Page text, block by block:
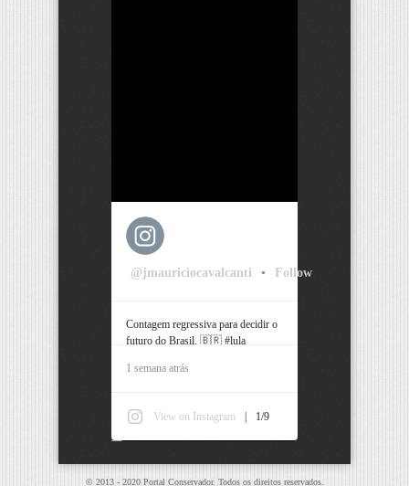
@jmauriciocavalcanti • Follow
Contagem regressiva para decidir o
futuro do Brasil. 🇧🇷 #lula
1 semana atrás
View on Instagram | 1/9
© 2013 - 2020 Portal Conservador. Todos os direitos reservados.